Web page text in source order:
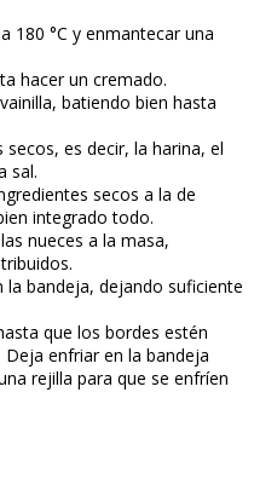
180 °C y enmantecar una
hacer un cremado.
batiendo bien hasta
es decir, la harina, el
sal.
secos a la de
integrado todo.
nueces a la masa,
bandeja, dejando suficiente
que los bordes estén
enfriar en la bandeja
rejilla para que se enfríen